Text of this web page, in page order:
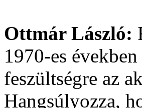
Ottmár László:
1970-es
feszültségre az
Hangsúlyozza,